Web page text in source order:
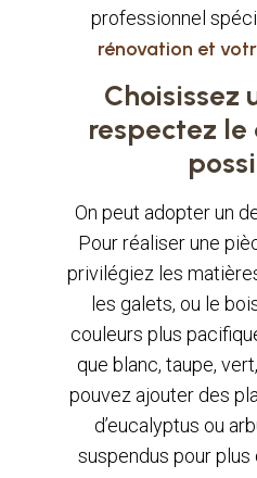
professionnel
rénovation et
Choisissez
respectez
On peut adopter un
Pour réaliser une
privilégiez les
les galets, ou le
couleurs plus
que blanc, taupe,
pouvez ajouter des
d’eucalyptus ou
suspendus pour plus